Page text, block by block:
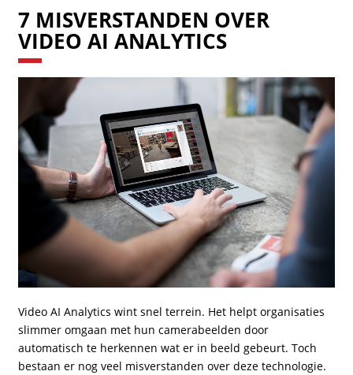
7 MISVERSTANDEN OVER
VIDEO AI ANALYTICS
Video AI Analytics wint snel terrein. Het helpt organisaties
slimmer omgaan met hun camerabeelden door
automatisch te herkennen wat er in beeld gebeurt. Toch
bestaan er nog veel misverstanden over deze technologie.